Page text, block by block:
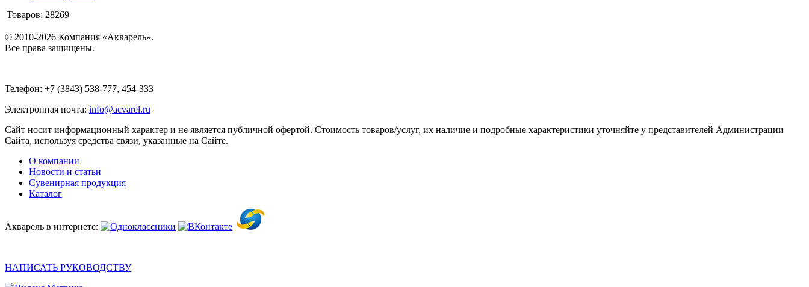
Товаров: 28269
© 2010-2026 Компания «Акварель».
Все права защищены.
Телефон: +7 (3843) 538-777, 454-333
Электронная почта: info@acvarel.ru
Сайт носит информационный характер и не является публичной офертой. Стоимость товаров/услуг, их наличие и подробные характеристики уточняйте у представителей Администрации
Сайта, используя средства связи, указанные на Сайте.
О компании
Новости и статьи
Сувенирная продукция
Каталог
Акварель в интернете:
НАПИСАТЬ РУКОВОДСТВУ